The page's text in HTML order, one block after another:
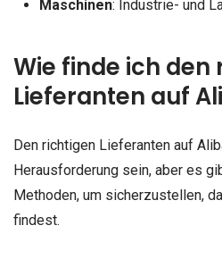
Maschinen: Industrie- und
Wie finde ich den
Lieferanten auf
Den richtigen Lieferanten auf
Herausforderung sein, aber es
Methoden, um sicherzustellen,
findest.